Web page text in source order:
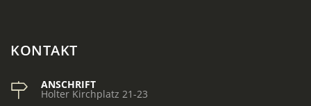
KONTAKT
ANSCHRIFT
Holter Kirchplatz 21-23